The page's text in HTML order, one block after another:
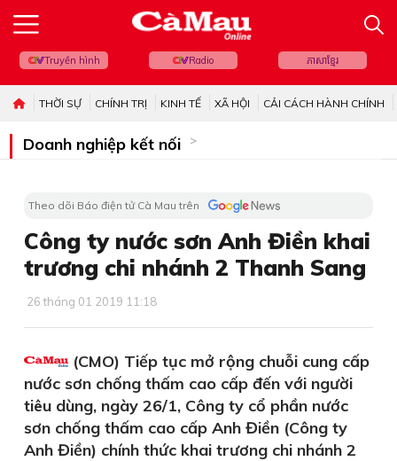
Truyền hình Radio ភាសាខ្មែរ
THỜI SỰ CHÍNH TRỊ KINH TẾ XÃ HỘI CẢI CÁCH HÀNH CHÍNH
Doanh nghiệp kết nối
Theo dõi Báo điện tử Cà Mau trên
Công ty nước sơn Anh Điền khai
trương chi nhánh 2 Thanh Sang
26 tháng 01 2019 11:18
(CMO) Tiếp tục mở rộng chuỗi cung cấp
nước sơn chống thấm cao cấp đến với người
tiêu dùng, ngày 26/1, Công ty cổ phần nước
sơn chống thấm cao cấp Anh Điền (Công ty
Anh Điền) chính thức khai trương chi nhánh 2